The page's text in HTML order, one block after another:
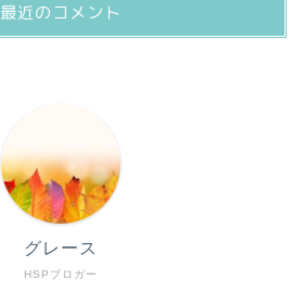
最近のコメント
HSPブロガー
グレース